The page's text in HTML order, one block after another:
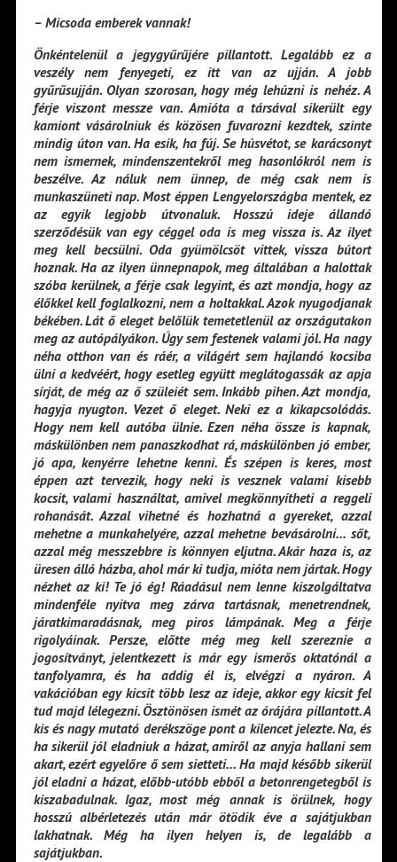
– Micsoda emberek vannak!
Önkéntelenül a jegygyűrűjére pillantott. Legalább ez a
veszély nem fenyegeti, ez itt van az ujján. A jobb
gyűrűsujján. Olyan szorosan, hogy még lehúzni is nehéz. A
férje viszont messze van. Amióta a társával sikerült egy
kamiont vásárolniuk és közösen fuvarozni kezdtek, szinte
mindig úton van. Ha esik, ha fúj. Se húsvétot, se karácsonyt
nem ismernek, mindenszentekről meg hasonlókról nem is
beszélve. Az náluk nem ünnep, de még csak nem is
munkaszüneti nap. Most éppen Lengyelországba mentek, ez
az egyik legjobb útvonaluk. Hosszú ideje állandó
szerződésük van egy céggel oda is meg vissza is. Az ilyet
meg kell becsülni. Oda gyümölcsöt vittek, vissza bútort
hoznak. Ha az ilyen ünnepnapok, meg általában a halottak
szóba kerülnek, a férje csak legyint, és azt mondja, hogy az
élőkkel kell foglalkozni, nem a holtakkal. Azok nyugodjanak
békében. Lát ő eleget belőlük temetetlenül az országutakon
meg az autópályákon. Úgy sem festenek valami jól. Ha nagy
néha otthon van és ráér, a világért sem hajlandó kocsiba
ülni a kedvéért, hogy esetleg együtt meglátogassák az apja
sírját, de még az ő szüleiét sem. Inkább pihen. Azt mondja,
hagyja nyugton. Vezet ő eleget. Neki ez a kikapcsolódás.
Hogy nem kell autóba ülnie. Ezen néha össze is kapnak,
máskülönben nem panaszkodhat rá, máskülönben jó ember,
jó apa, kenyérre lehetne kenni. És szépen is keres, most
éppen azt tervezik, hogy neki is vesznek valami kisebb
kocsit, valami használtat, amivel megkönnyítheti a reggeli
rohanását. Azzal vihetné és hozhatná a gyereket, azzal
mehetne a munkahelyére, azzal mehetne bevásárolni… sőt,
azzal még messzebbre is könnyen eljutna. Akár haza is, az
üresen álló házba, ahol már ki tudja, mióta nem jártak. Hogy
nézhet az ki! Te jó ég! Ráadásul nem lenne kiszolgáltatva
mindenféle nyitva meg zárva tartásnak, menetrendnek,
járatkimaradásnak, meg piros lámpának. Meg a férje
rigolyáinak. Persze, előtte még meg kell szereznie a
jogosítványt, jelentkezett is már egy ismerős oktatónál a
tanfolyamra, és ha addig él is, elvégzi a nyáron. A
vakációban egy kicsit több lesz az ideje, akkor egy kicsit fel
tud majd lélegezni. Ösztönösen ismét az órájára pillantott. A
kis és nagy mutató derékszöge pont a kilencet jelezte. Na, és
ha sikerül jól eladniuk a házat, amiről az anyja hallani sem
akart, ezért egyelőre ő sem sietteti… Ha majd később sikerül
jól eladni a házat, előbb-utóbb ebből a betonrengetegből is
kiszabadulnak. Igaz, most még annak is örülnek, hogy
hosszú albérletezés után már ötödik éve a sajátjukban
lakhatnak. Még ha ilyen helyen is, de legalább a
sajátjukban.